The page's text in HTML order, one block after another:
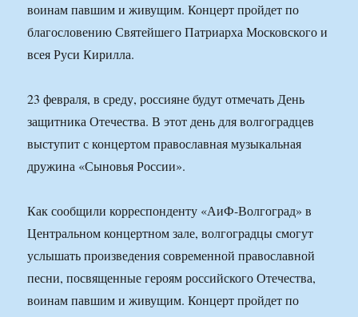
воинам павшим и живущим. Концерт пройдет по
благословению Святейшего Патриарха Московского и
всея Руси Кирилла.
23 февраля, в среду, россияне будут отмечать День
защитника Отечества. В этот день для волгоградцев
выступит с концертом православная музыкальная
дружина «Сыновья России».
Как сообщили корреспонденту «АиФ-Волгоград» в
Центральном концертном зале, волгоградцы смогут
услышать произведения современной православной
песни, посвященные героям российского Отечества,
воинам павшим и живущим. Концерт пройдет по